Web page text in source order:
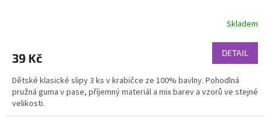
Skladem
39 Kč DETAIL
Dětské klasické slipy 3 ks v krabičce ze 100% bavlny. Pohodlná
pružná guma v pase, příjemný materiál a mix barev a vzorů ve stejné
velikosti.